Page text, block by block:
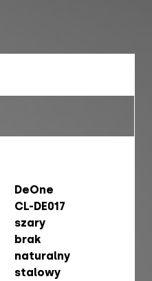
DeOne
CL-DE017
szary
brak
naturalny
stalowy